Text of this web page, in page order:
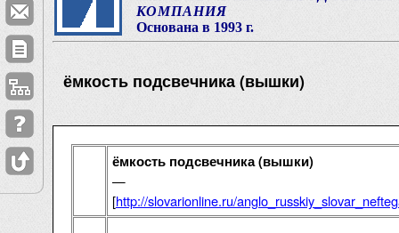
КОМПАНИЯ
Основана в 1993 г.
ёмкость подсвечника (вышки)
ёмкость подсвечника (вышки)
—
[http://slovarionline.ru/